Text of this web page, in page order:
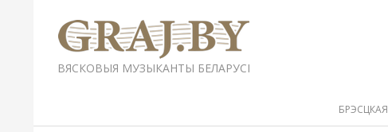
содержимомуGRAJ.BY
ВЯСКОВЫЯ МУЗЫКАНТЫ БЕЛАРУСІ
меню
БРЭСЦКАЯ